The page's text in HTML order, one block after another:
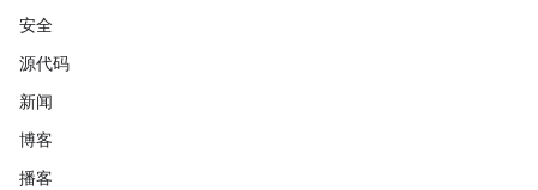
安全
源代码
新闻
博客
播客